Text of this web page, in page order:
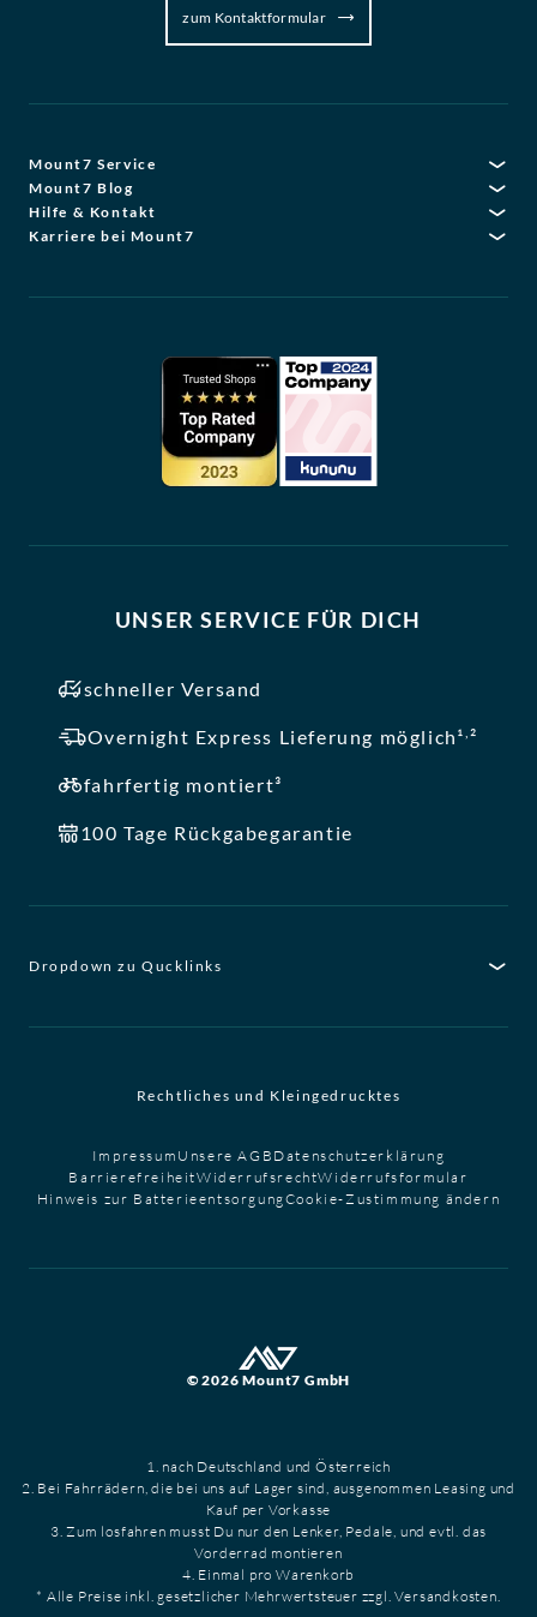
zum Kontaktformular
Mount7 Service
Mount7 Blog
Hilfe & Kontakt
Karriere bei Mount7
UNSER SERVICE FÜR DICH
schneller Versand
Overnight Express Lieferung möglich¹,²
fahrfertig montiert³
100 Tage Rückgabegarantie
Dropdown zu Qucklinks
Rechtliches und Kleingedrucktes
Impressum Unsere AGB Datenschutzerklärung
BarrierefreiheitWiderrufsrechtWiderrufsformular
Hinweis zur BatterieentsorgungCookie-Zustimmung ändern
© 2026 Mount7 GmbH
1. nach Deutschland und Österreich
2. Bei Fahrrädern, die bei uns auf Lager sind, ausgenommen Leasing und
Kauf per Vorkasse
3. Zum losfahren musst Du nur den Lenker, Pedale, und evtl. das
Vorderrad montieren
4. Einmal pro Warenkorb
* Alle Preise inkl. gesetzlicher Mehrwertsteuer zzgl. Versandkosten.